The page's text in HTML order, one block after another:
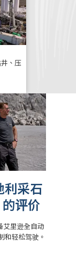
、压
采石
评价
艾里逊全自动
和轻松驾驶。